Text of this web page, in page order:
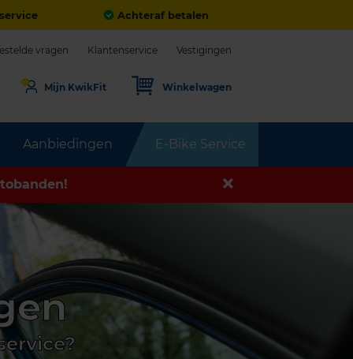
Achteraf betalen
Aanbiedingen E-Bike Service
vragen Klantenservice Vestigingen
Mijn KwikFit Winkelwagen